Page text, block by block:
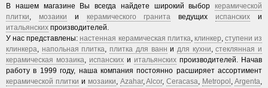
В нашем магазине Вы всегда найдете широкий выбор керамической
плитки, мозаики и керамического гранита ведущих испанских и
итальянских производителей.
У нас представлены: настенная керамическая плитка, клинкер, ступени из
клинкера, напольная плитка, плитка для ванн и для кухни,стеклянная и
керамическая мозаика, испанских и итальянских производителей. Начав
работу в 1999 году, наша компания постоянно расширяет ассортимент
керамической плитки и мозаики, Azahar,Alcor,Ceracasa, Metropol , Argenta,